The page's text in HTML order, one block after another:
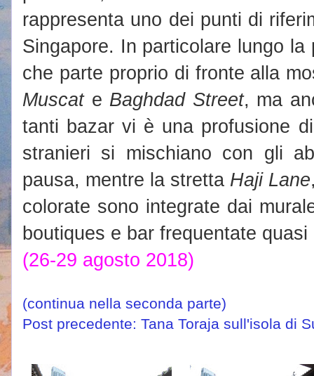
rappresenta uno dei punti di
Singapore. In particolare lungo
che parte proprio di fronte alla
Muscate Baghdad Street, ma
tanti bazar vi è una profusione
stranieri si mischiano con gli
pausa, mentre la stretta Haji Lane
colorate sono integrate dai
boutiques e bar frequentate
(26-29 agosto 2018)
(continua nella seconda parte)
Post precedente: Tana Toraja sull'isola di